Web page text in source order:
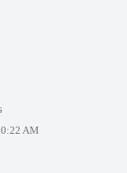
AM